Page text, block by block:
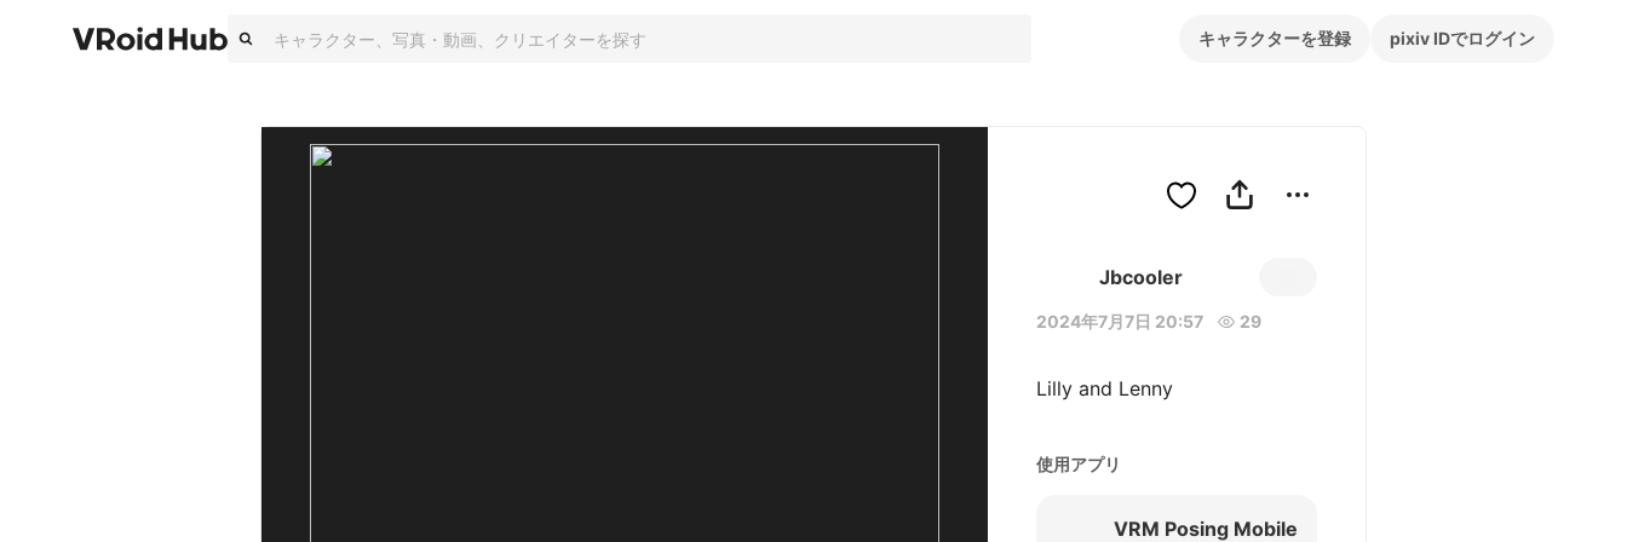
キャラクターを登録 pixiv IDでログイン
Jbcooler
2024年7月7日 20:57 29
Lilly and Lenny
使用アプリ
VRM Posing Mobile